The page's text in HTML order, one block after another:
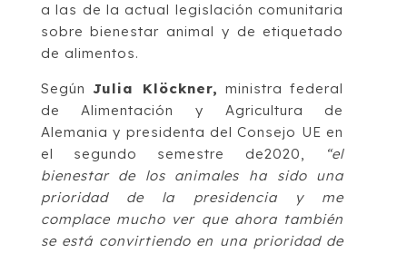
a las de la actual legislación comunitaria
sobre bienestar animal y de etiquetado
de alimentos.
SegúnJulia Klöckner, ministra federal
de Alimentación y Agricultura de
Alemania y presidenta del Consejo UE en
el segundo semestre de2020, “el
bienestar de los animales ha sido una
prioridad de la presidencia y me
complace mucho ver que ahora también
se está convirtiendo en una prioridad de